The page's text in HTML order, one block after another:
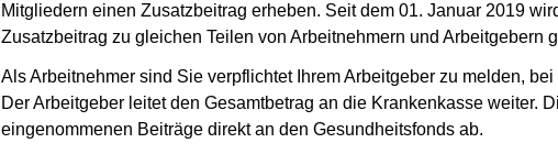
Mitgliedern einen Zusatzbeitrag erheben. Seit dem 01. Januar 2019
Zusatzbeitrag zu gleichen Teilen von Arbeitnehmern und Arbeitgebern
Als Arbeitnehmer sind Sie verpflichtet Ihrem Arbeitgeber zu melden,
Der Arbeitgeber leitet den Gesamtbetrag an die Krankenkasse weiter.
eingenommenen Beiträge direkt an den Gesundheitsfonds ab.